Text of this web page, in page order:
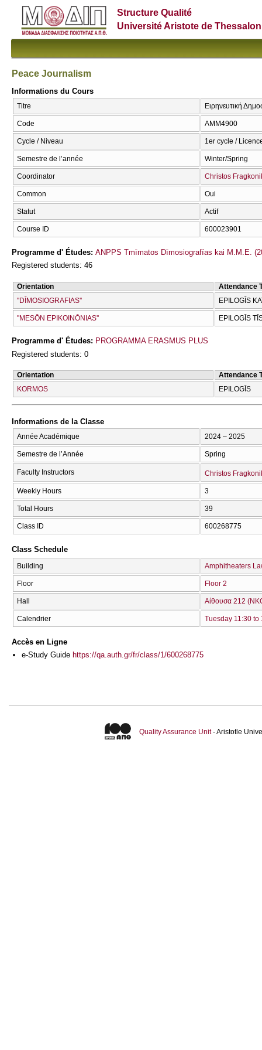
Structure Qualité
Université Aristote de
Peace Journalism
Informations du Cours
Titre Ειρηνευτική
Code AMM4900
Cycle / Niveau 1er cycle /
Semestre de l’année Winter/Spring
Coordinator Christos
Common Oui
Statut Actif
Course ID 600023901
Programme d' Études: ANPPS Tmīmatos Dīmosiografías kai M.M.E.
Registered students: 46
Orientation
Attendance
''DĪMOSIOGRAFIAS''
EPILOGĪS
''MESŌN EPIKOINŌNIAS'' EPILOGĪS
Programme d' Études: PROGRAMMA ERASMUS PLUS
Registered students: 0
Orientation
Attendance
KORMOS
EPILOGĪS
Informations de la Classe
Année Académique 2024 – 2025
Semestre de l’Année Spring
Faculty Instructors Christos
Weekly Hours 3
Total Hours 39
Class ID 600268775
Class Schedule
Building Amphitheaters
Floor Floor 2
Hall Αίθουσα 212
Calendrier Tuesday 11:30 to
Accès en Ligne
e-Study Guide https://qa.auth.gr/fr/class/1/600268775
Quality Assurance Unit- Aristotle